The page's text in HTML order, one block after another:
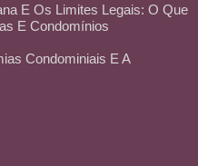
E Os Limites Legais: O Que
E Condomínios
Condominiais E A